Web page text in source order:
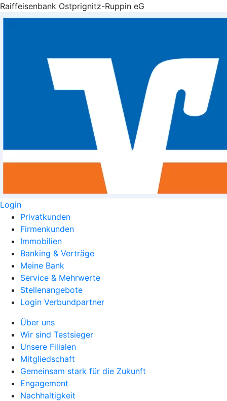
Raiffeisenbank Ostprignitz-Ruppin eG
Login
Privatkunden
Firmenkunden
Immobilien
Banking & Verträge
Meine Bank
Service & Mehrwerte
Stellenangebote
Login Verbundpartner
Über uns
Wir sind Testsieger
Unsere Filialen
Mitgliedschaft
Gemeinsam stark für die Zukunft
Engagement
Nachhaltigkeit